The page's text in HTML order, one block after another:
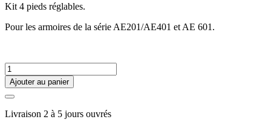
Kit 4 pieds réglables.
Pour les armoires de la série AE201/AE401 et AE 601.
Ajouter au panier
Livraison 2 à 5 jours ouvrés